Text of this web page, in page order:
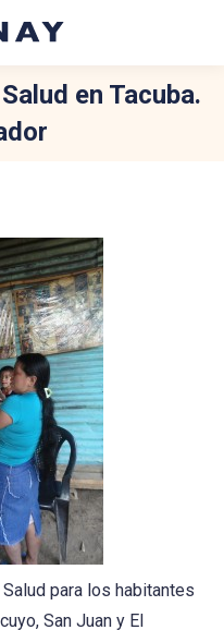
en Tacuba.
para los habitantes
San Juan y El